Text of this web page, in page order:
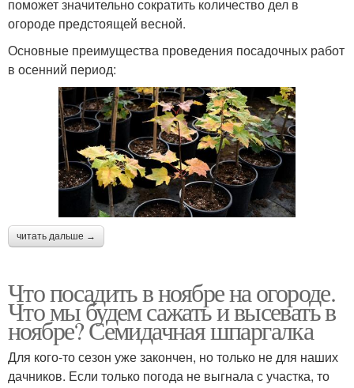
поможет значительно сократить количество дел в
огороде предстоящей весной.
Основные преимущества проведения посадочных работ
в осенний период:
читать дальше →
Что посадить в ноябре на огороде.
Что мы будем сажать и высевать в
ноябре? Семидачная шпаргалка
Для кого-то сезон уже закончен, но только не для наших
дачников. Если только погода не выгнала с участка, то